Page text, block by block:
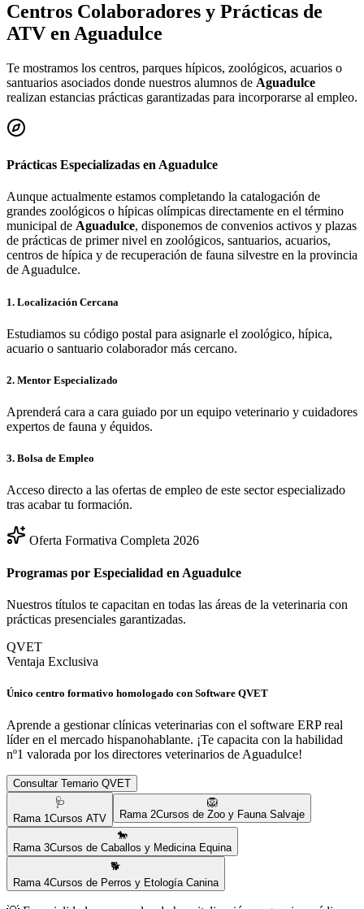
Centros Colaboradores y Prácticas de
ATV en Aguadulce
Te mostramos los centros, parques hípicos, zoológicos, acuarios o
santuarios asociados donde nuestros alumnos de Aguadulce
realizan estancias prácticas garantizadas para incorporarse al empleo.
Prácticas Especializadas en Aguadulce
Aunque actualmente estamos completando la catalogación de
grandes zoológicos o hípicas olímpicas directamente en el término
municipal de Aguadulce, disponemos de convenios activos y plazas
de prácticas de primer nivel en zoológicos, santuarios, acuarios,
centros de hípica y de recuperación de fauna silvestre en la provincia
deAguadulce.
1. Localización Cercana
Estudiamos su código postal para asignarle el zoológico, hípica,
acuario o santuario colaborador más cercano.
2. Mentor Especializado
Aprenderá cara a cara guiado por un equipo veterinario y cuidadores
expertos de fauna y équidos.
3. Bolsa de Empleo
Acceso directo a las ofertas de empleo de este sector especializado
tras acabar tu formación.
Oferta Formativa Completa 2026
Programas por Especialidad en Aguadulce
Nuestros títulos te capacitan en todas las áreas de la veterinaria con
prácticas presenciales garantizadas.
QVET
Ventaja Exclusiva
Único centro formativo homologado con Software QVET
Aprende a gestionar clínicas veterinarias con el software ERP real
líder en el mercado hispanohablante. ¡Te capacita con la habilidad
nº1 valorada por los directores veterinarios de Aguadulce!
Consultar Temario QVET
🩺
Rama 1Cursos ATV
🦁
Rama 2Cursos de Zoo y Fauna Salvaje
🐎
Rama 3Cursos de Caballos y Medicina Equina
🐕
Rama 4Cursos de Perros y Etología Canina